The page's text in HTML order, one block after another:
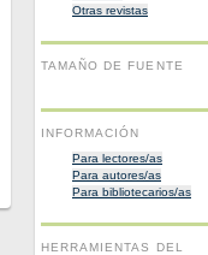
Otras revistas
TAMAÑO DE FUENTE
INFORMACIÓN
Para lectores/as
Para autores/as
Para bibliotecarios/as
HERRAMIENTAS DEL